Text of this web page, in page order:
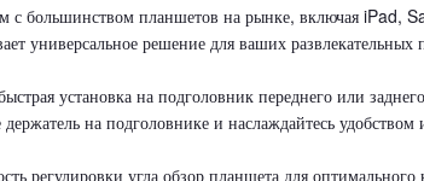
с большинством планшетов на рынке, включая iPad,
универсальное решение для ваших развлекательных
установка на подголовник переднего или
держатель на подголовнике и наслаждайтесь удобством
регулировки угла обзор планшета для